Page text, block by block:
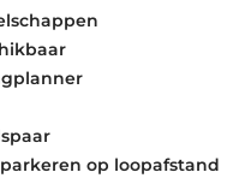
op loopafstand